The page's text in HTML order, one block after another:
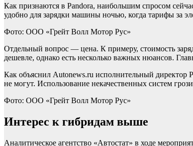
Как признаются в Pandora, наибольшим спросом
удобно для зарядки машины ночью, когда тарифы за
Фото: ООО «Грейт Волл Мотор Рус»
Отдельный вопрос — цена. К примеру, стоимость
дешевле, однако есть несколько важных нюансов.
Как объяснил Autonews.ru исполнительный директор
не могут. Использование некачественных систем
Фото: ООО «Грейт Волл Мотор Рус»
Интерес к гибридам выше
Аналитическое агентство «Автостат» в ходе